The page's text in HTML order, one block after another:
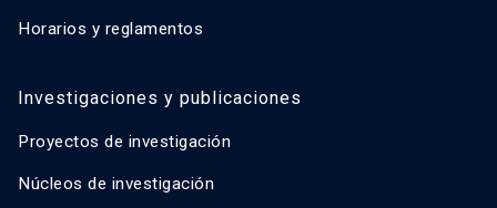
Horarios y reglamentos
Investigaciones y publicaciones
Proyectos de investigación
Núcleos de investigación